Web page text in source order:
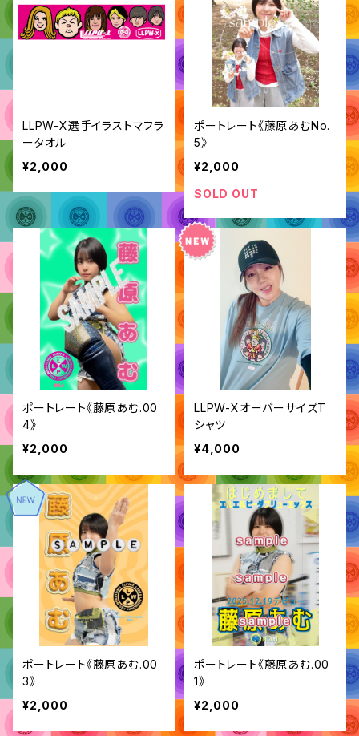
LLPW-X選手イラストマフラ
ータオル
¥2,000
ポートレート《藤原あむNo.
5》
¥2,000
SOLD OUT
ポートレート《藤原あむ.00
4》
¥2,000
LLPW-XオーバーサイズT
シャツ
¥4,000
ポートレート《藤原あむ.00
3》
¥2,000
ポートレート《藤原あむ.00
1》
¥2,000